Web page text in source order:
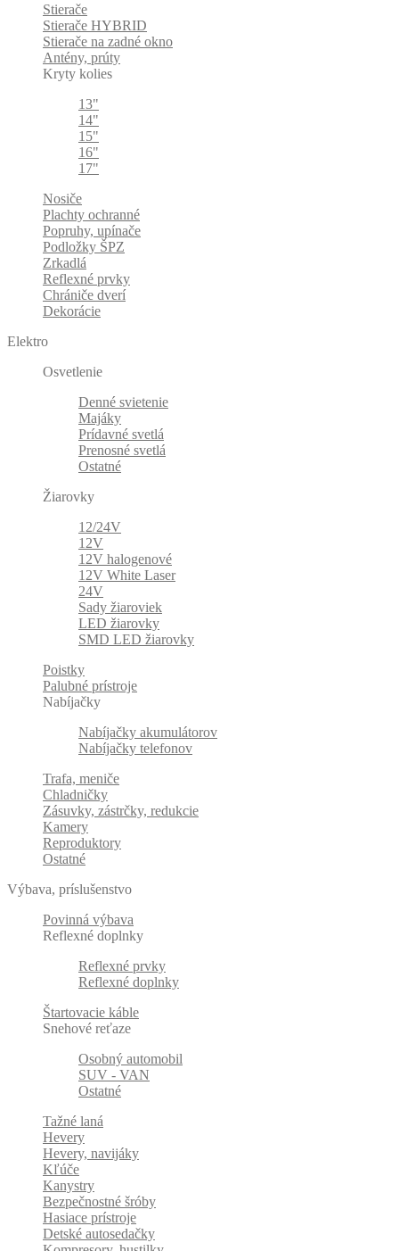
Stierače
Stierače HYBRID
Stierače na zadné okno
Antény, prúty
Kryty kolies
13"
14"
15"
16"
17"
Nosiče
Plachty ochranné
Popruhy, upínače
Podložky ŠPZ
Zrkadlá
Reflexné prvky
Chrániče dverí
Dekorácie
Elektro
Osvetlenie
Denné svietenie
Majáky
Prídavné svetlá
Prenosné svetlá
Ostatné
Žiarovky
12/24V
12V
12V halogenové
12V White Laser
24V
Sady žiaroviek
LED žiarovky
SMD LED žiarovky
Poistky
Palubné prístroje
Nabíjačky
Nabíjačky akumulátorov
Nabíjačky telefonov
Trafa, meniče
Chladničky
Zásuvky, zástrčky, redukcie
Kamery
Reproduktory
Ostatné
Výbava, príslušenstvo
Povinná výbava
Reflexné doplnky
Reflexné prvky
Reflexné doplnky
Štartovacie káble
Snehové reťaze
Osobný automobil
SUV - VAN
Ostatné
Tažné laná
Hevery
Hevery, navijáky
Kľúče
Kanystry
Bezpečnostné šróby
Hasiace prístroje
Detské autosedačky